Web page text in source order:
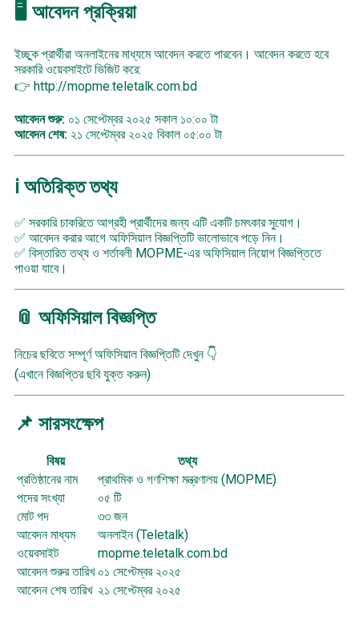
🖥 আবেদন প্রক্রিয়া
ইচ্ছুক প্রার্থীরা অনলাইনের মাধ্যমে আবেদন করতে পারবেন। আবেদন করতে হবে
সরকারি ওয়েবসাইটে ভিজিট করে:
👉 http://mopme.teletalk.com.bd
আবেদন শুরু: ০১ সেপ্টেম্বর ২০২৫ সকাল ১০:০০ টা
আবেদন শেষ: ২১ সেপ্টেম্বর ২০২৫ বিকাল ০৫:০০ টা
ℹ️ অতিরিক্ত তথ্য
✅ সরকারি চাকরিতে আগ্রহী প্রার্থীদের জন্য এটি একটি চমৎকার সুযোগ।
✅ আবেদন করার আগে অফিসিয়াল বিজ্ঞপ্তিটি ভালোভাবে পড়ে নিন।
✅ বিস্তারিত তথ্য ও শর্তাবলী MOPME-এর অফিসিয়াল নিয়োগ বিজ্ঞপ্তিতে
পাওয়া যাবে।
📎 অফিসিয়াল বিজ্ঞপ্তি
নিচের ছবিতে সম্পূর্ণ অফিসিয়াল বিজ্ঞপ্তিটি দেখুন 👇
(এখানে বিজ্ঞপ্তির ছবি যুক্ত করুন)
📌 সারসংক্ষেপ
বিষয়
তথ্য
প্রতিষ্ঠানের নাম
প্রাথমিক ও গণশিক্ষা মন্ত্রণালয় (MOPME)
পদের সংখ্যা
০৫ টি
মোট পদ
৩৩ জন
আবেদন মাধ্যম
অনলাইন (Teletalk)
ওয়েবসাইট
mopme.teletalk.com.bd
আবেদন শুরুর তারিখ ০১ সেপ্টেম্বর ২০২৫
আবেদন শেষ তারিখ ২১ সেপ্টেম্বর ২০২৫